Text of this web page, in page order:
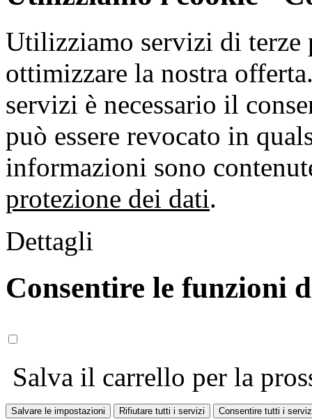
Utilizziamo servizi di terze
ottimizzare la nostra
servizi è necessario il
può essere revocato in
informazioni sono
protezione dei dati.
Dettagli
Consentire le funzioni
Salva il carrello per la
Salvare le impostazioni Rifiutare tutti i servizi Consentire tutti i